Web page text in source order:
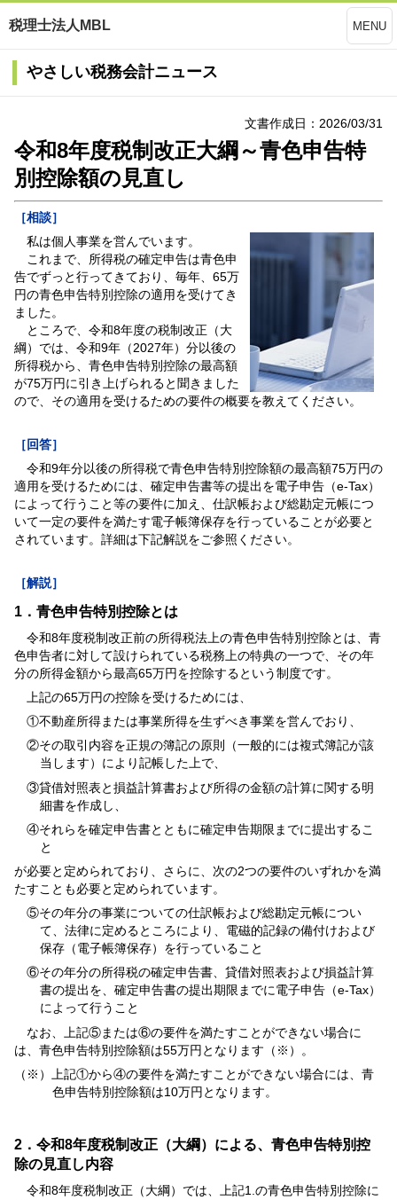
税理士法人MBL MENU
やさしい税務会計ニュース
文書作成日：2026/03/31
令和8年度税制改正大綱～青色申告特
別控除額の見直し
［相談］
私は個人事業を営んでいます。
これまで、所得税の確定申告は青色申
告でずっと行ってきており、毎年、65万
円の青色申告特別控除の適用を受けてき
ました。
ところで、令和8年度の税制改正（大
綱）では、令和9年（2027年）分以後の
所得税から、青色申告特別控除の最高額
が75万円に引き上げられると聞きました
ので、その適用を受けるための要件の概要を教えてください。
［回答］
令和9年分以後の所得税で青色申告特別控除額の最高額75万円の
適用を受けるためには、確定申告書等の提出を電子申告（e-Tax）
によって行うこと等の要件に加え、仕訳帳および総勘定元帳につ
いて一定の要件を満たす電子帳簿保存を行っていることが必要と
されています。詳細は下記解説をご参照ください。
［解説］
1．青色申告特別控除とは
令和8年度税制改正前の所得税法上の青色申告特別控除とは、青
色申告者に対して設けられている税務上の特典の一つで、その年
分の所得金額から最高65万円を控除するという制度です。
上記の65万円の控除を受けるためには、
①不動産所得または事業所得を生ずべき事業を営んでおり、
②その取引内容を正規の簿記の原則（一般的には複式簿記が該
当します）により記帳した上で、
③貸借対照表と損益計算書および所得の金額の計算に関する明
細書を作成し、
④それらを確定申告書とともに確定申告期限までに提出するこ
と
が必要と定められており、さらに、次の2つの要件のいずれかを満
たすことも必要と定められています。
⑤その年分の事業についての仕訳帳および総勘定元帳につい
て、法律に定めるところにより、電磁的記録の備付けおよび
保存（電子帳簿保存）を行っていること
⑥その年分の所得税の確定申告書、貸借対照表および損益計算
書の提出を、確定申告書の提出期限までに電子申告（e-Tax）
によって行うこと
なお、上記⑤または⑥の要件を満たすことができない場合に
は、青色申告特別控除額は55万円となります（※）。
（※）上記①から④の要件を満たすことができない場合には、青
色申告特別控除額は10万円となります。
2．令和8年度税制改正（大綱）による、青色申告特別控
除の見直し内容
令和8年度税制改正（大綱）では、上記1.の青色申告特別控除に